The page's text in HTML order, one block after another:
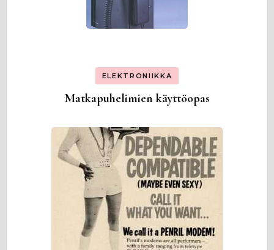
ELEKTRONIIKKA
Matkapuhelimien käyttöopas